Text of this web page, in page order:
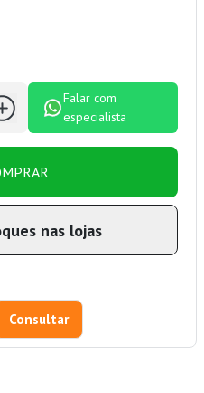
Falar com
especialista
nas lojas